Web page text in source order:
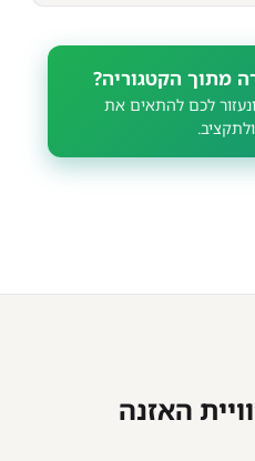
מתוך הקטגוריה?
לכם להתאים את
האזנה